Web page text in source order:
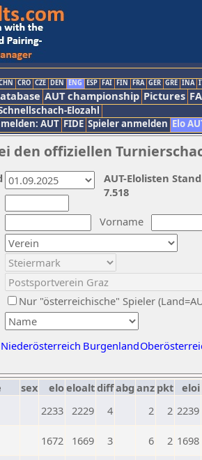
CRO CZE DEN ENG ESP FAI FIN FRA GER GRE INA
AUT championship Pictures
Elozahl
AUT FIDE Spieler anmelden Elo
den offiziellen
Vorname
Nur "österreichische" Spieler
Niederösterreich Burgenland
AUT-Elolisten
7.518
sex eloeloaltdiffabg anz pkt eloi
2233 2229 4 2 2 2239
1672 1669 3 6 2 1698